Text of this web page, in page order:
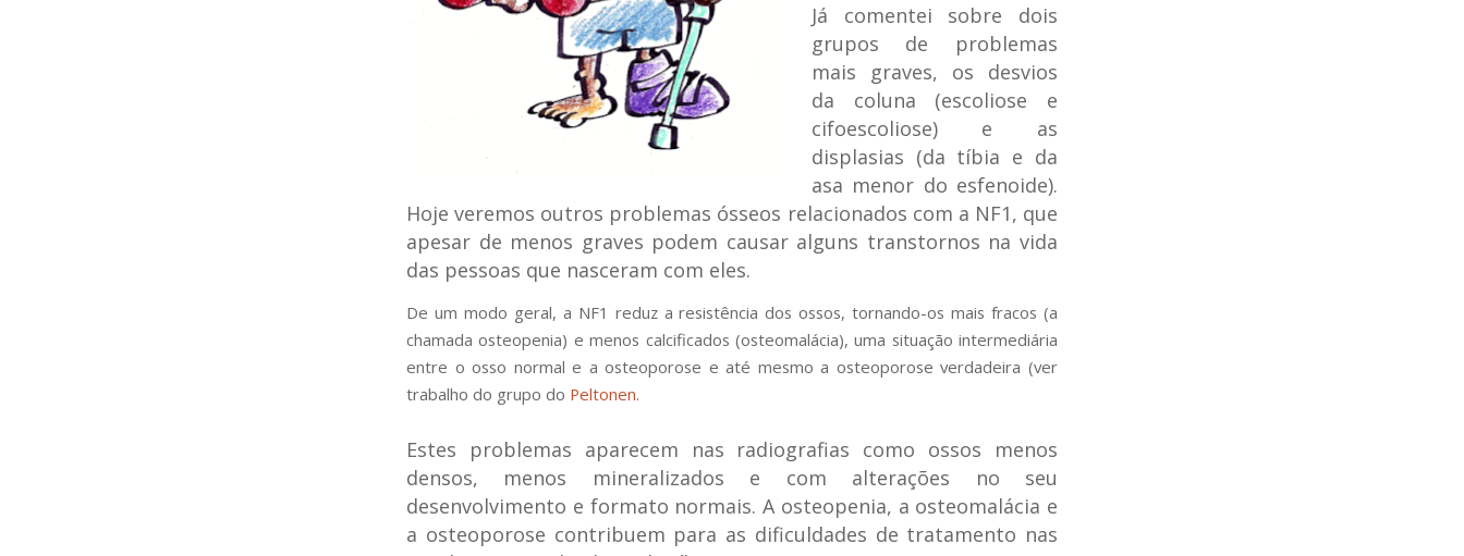
Já comentei sobre dois
grupos de problemas
mais graves, os desvios
da coluna (escoliose e
cifoescoliose) e as
displasias (da tíbia e da
asa menor do esfenoide).
Hoje veremos outros problemas ósseos relacionados com a NF1, que
apesar de menos graves podem causar alguns transtornos na vida
das pessoas que nasceram com eles.
De um modo geral, a NF1 reduz a resistência dos ossos, tornando-os mais fracos (a
chamada osteopenia) e menos calcificados (osteomalácia), uma situação intermediária
entre o osso normal e a osteoporose e até mesmo a osteoporose verdadeira (ver
trabalho do grupo do Peltonen.
Estes problemas aparecem nas radiografias como ossos menos
densos, menos mineralizados e com alterações no seu
desenvolvimento e formato normais. A osteopenia, a osteomalácia e
a osteoporose contribuem para as dificuldades de tratamento nas